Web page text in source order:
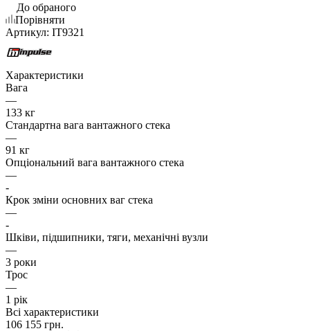
До обраного
Порівняти
Артикул: IT9321
Характеристики
Вага
—
133 кг
Стандартна вага вантажного стека
—
91 кг
Опціональний вага вантажного стека
—
-
Крок зміни основних ваг стека
—
-
Шківи, підшипники, тяги, механічні вузли
—
3 роки
Трос
—
1 рік
Всі характеристики
106 155 грн.